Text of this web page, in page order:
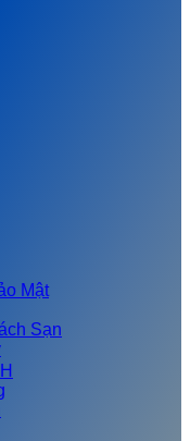
Mật
Sạn